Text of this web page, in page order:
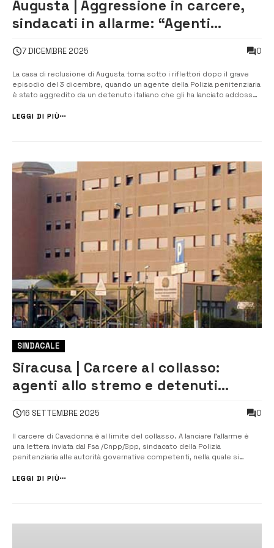
Augusta | Aggressione in carcere,
sindacati in allarme: “Agenti
7 DICEMBRE 2025 0
La casa di reclusione di Augusta torna sotto i riflettori dopo il grave
episodio del 3 dicembre, quando un agente della Polizia penitenziaria
è stato aggredito da un detenuto italiano che gli ha lanciato addosso
avvicinato alla stanza detentiva richiamato dallo stesso recluso,...
LEGGI DI PIÙ
SINDACALE
Siracusa | Carcere al collasso:
agenti allo stremo e detenuti
16 SETTEMBRE 2025 0
Il carcere di Cavadonna è al limite del collasso. A lanciare l’allarme è
una lettera inviata dal Fsa /Cnpp/Spp, sindacato della Polizia
penitenziaria alle autorità governative competenti, nella quale si
personale in servizio nella casa circondariale di Siracusa. Secondo...
LEGGI DI PIÙ